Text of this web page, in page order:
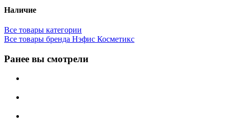
Наличие
Все товары категории
Все товары бренда Нэфис Косметикс
Ранее вы смотрели